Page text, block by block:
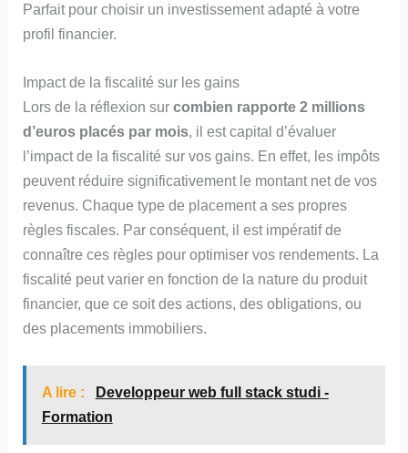
Parfait pour choisir un investissement adapté à votre
profil financier.
Impact de la fiscalité sur les gains
Lors de la réflexion surcombien rapporte 2 millions
d’euros placés par mois, il est capital d’évaluer
l’impact de la fiscalité sur vos gains. En effet, les impôts
peuvent réduire significativement le montant net de vos
revenus. Chaque type de placement a ses propres
règles fiscales. Par conséquent, il est impératif de
connaître ces règles pour optimiser vos rendements. La
fiscalité peut varier en fonction de la nature du produit
financier, que ce soit des actions, des obligations, ou
des placements immobiliers.
A lire :
Developpeur web full stack studi -
Formation